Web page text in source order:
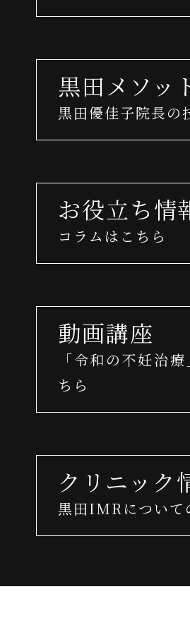
黒田メソッ
黒田優佳子院長の
お役立ち情
コラムはこちら
動画講座
「令和の不妊治
ちら
クリニック
黒田IMRについて